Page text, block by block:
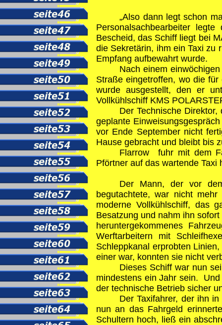
„Also dann legt schon
Personalsachbearbeiter
Bescheid, das Schiff liegt bei
die Sekretärin, ihm ein Taxi zu
Empfang aufbewahrt wurde.
Nach einem
Straße eingetroffen, wo die
wurde ausgestellt, den er
Vollkühlschiff KMS
Der Technische
geplante
vor Ende September nicht
Hause gebracht und bleibt bis
Flarrow fuhr mit dem
Pförtner auf das wartende Taxi
Der Mann, der vor
begutachtete, war nicht
moderne Vollkühlschiff, das
Besatzung und nahm ihn
heruntergekommenes
Werftarbeitern mit
Schleppkanal erprobten
einer war, konnten sie nicht
Dieses Schiff war nun
mindestens ein Jahr sein.
der technische Betrieb sicher
Der Taxifahrer, der ihn
nun an das Fahrgeld
Schultern hoch, ließ ein